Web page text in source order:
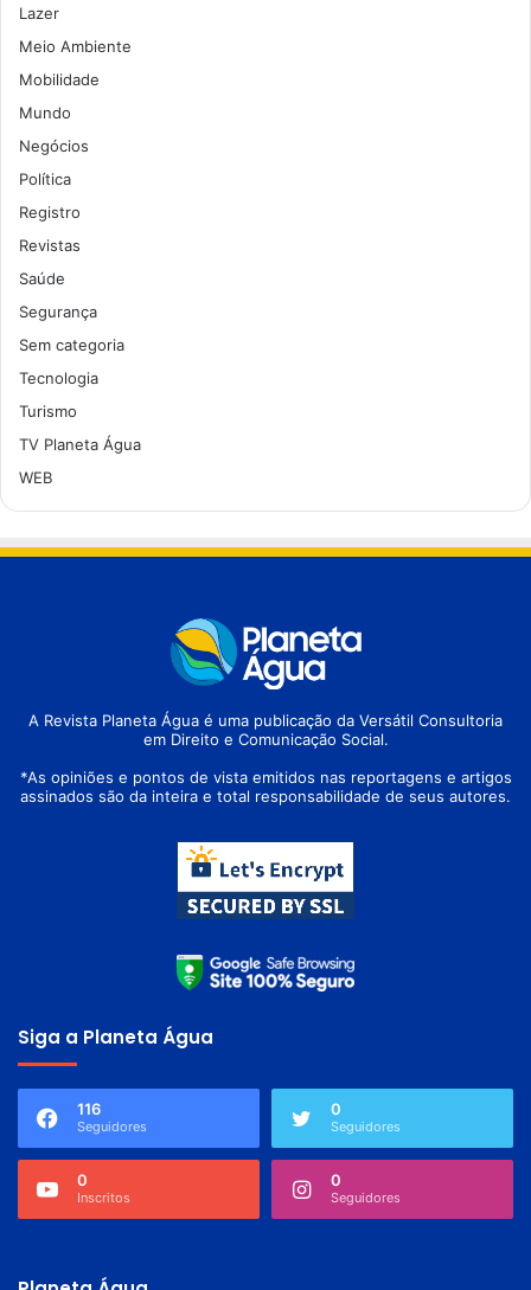
Lazer
Meio Ambiente
Mobilidade
Mundo
Negócios
Política
Registro
Revistas
Saúde
Segurança
Sem categoria
Tecnologia
Turismo
TV Planeta Água
WEB
A Revista Planeta Água é uma publicação da Versátil Consultoria
em Direito e Comunicação Social.
*As opiniões e pontos de vista emitidos nas reportagens e artigos
assinados são da inteira e total responsabilidade de seus autores.
Siga a Planeta Água
116
Seguidores
0
Seguidores
0
Inscritos
0
Seguidores